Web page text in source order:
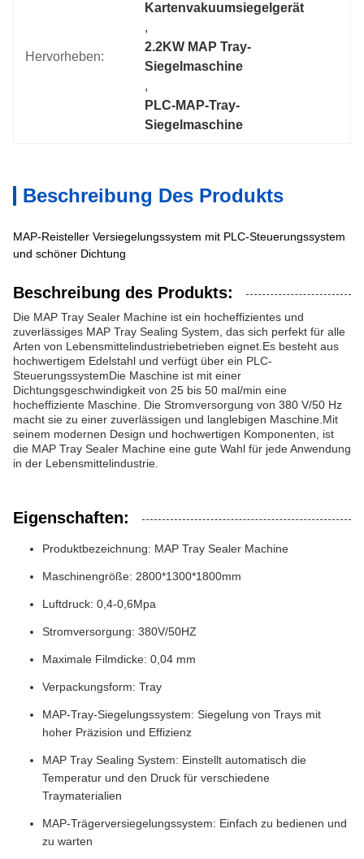
Hervorheben:
Kartenvakuumsiegelgerät
,
2.2KW MAP Tray-
Siegelmaschine
,
PLC-MAP-Tray-
Siegelmaschine
Beschreibung Des Produkts
MAP-Reisteller Versiegelungssystem mit PLC-Steuerungssystem
und schöner Dichtung
Beschreibung des Produkts:
Die MAP Tray Sealer Machine ist ein hocheffizientes und
zuverlässiges MAP Tray Sealing System, das sich perfekt für alle
Arten von Lebensmittelindustriebetrieben eignet.Es besteht aus
hochwertigem Edelstahl und verfügt über ein PLC-
SteuerungssystemDie Maschine ist mit einer
Dichtungsgeschwindigkeit von 25 bis 50 mal/min eine
hocheffiziente Maschine. Die Stromversorgung von 380 V/50 Hz
macht sie zu einer zuverlässigen und langlebigen Maschine.Mit
seinem modernen Design und hochwertigen Komponenten, ist
die MAP Tray Sealer Machine eine gute Wahl für jede Anwendung
in der Lebensmittelindustrie.
Eigenschaften:
Produktbezeichnung: MAP Tray Sealer Machine
Maschinengröße: 2800*1300*1800mm
Luftdruck: 0,4-0,6Mpa
Stromversorgung: 380V/50HZ
Maximale Filmdicke: 0,04 mm
Verpackungsform: Tray
MAP-Tray-Siegelungssystem: Siegelung von Trays mit
hoher Präzision und Effizienz
MAP Tray Sealing System: Einstellt automatisch die
Temperatur und den Druck für verschiedene
Traymaterialien
MAP-Trägerversiegelungssystem: Einfach zu bedienen und
zu warten